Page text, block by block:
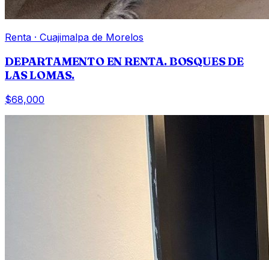
Renta · Cuajimalpa de Morelos
DEPARTAMENTO EN RENTA. BOSQUES DE
LAS LOMAS.
$68,000